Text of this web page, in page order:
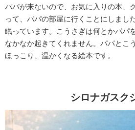
パパが来ないので、お気に入りの本、
って、パパの部屋に行くことにしまし
眠っています。こうさぎは何とかパパ
なかなか起きてくれません。パパとこ
ほっこり、温かくなる絵本です。
シロナガスク